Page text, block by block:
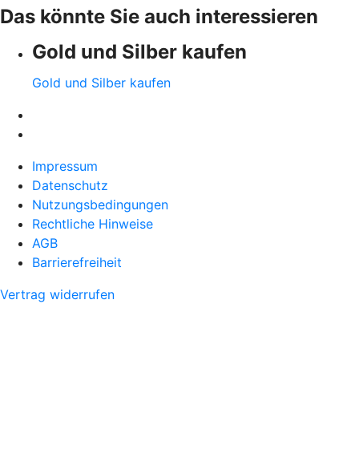
Das könnte Sie auch interessieren
Gold und Silber kaufen
Gold und Silber kaufen
Impressum
Datenschutz
Nutzungsbedingungen
Rechtliche Hinweise
AGB
Barrierefreiheit
Vertrag widerrufen